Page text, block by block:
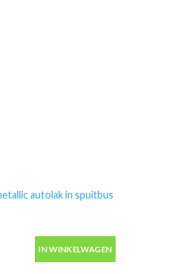
autolak in spuitbus
autolak in spuitbus 400ml aantal
IN WINKELWAGEN